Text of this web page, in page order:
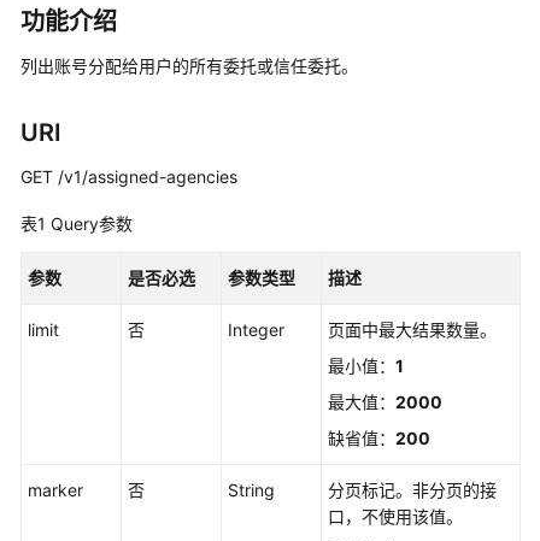
产
品
介
快
速
门
用
指
功能介绍
列出账号分配给用户的所有委托或信任委托。
URI
GET /v1/assigned-agencies
表1 Query参数
参数 是否必选 参数类型 描述
limit 否 Integer
页面中最大结果数量。
最小值： 1
最大值： 2000
缺省值： 200
marker 否 String
分页标记。非分页的接
口，不使用该值。